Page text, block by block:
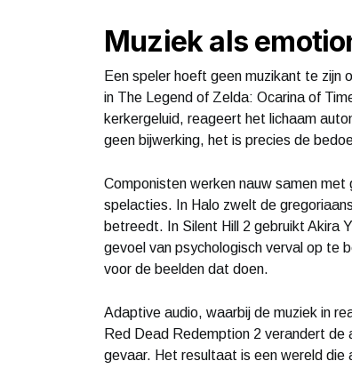
Muziek als
Een speler hoeft geen muzikant te zijn
in The Legend of Zelda: Ocarina of
kerkergeluid, reageert het lichaam
geen bijwerking, het is precies de
Componisten werken nauw samen
spelacties. In Halo zwelt de
betreedt. In Silent Hill 2 gebruikt Akira
gevoel van psychologisch verval op te
voor de beelden dat doen.
Adaptive audio, waarbij de muziek in
Red Dead Redemption 2 verandert de
gevaar. Het resultaat is een wereld